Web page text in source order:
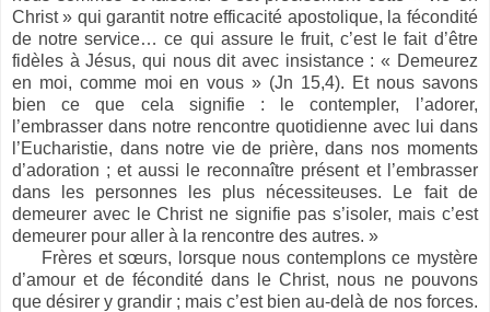
Christ » qui garantit notre efficacité apostolique, la fécondité
de notre service… ce qui assure le fruit, c’est le fait d’être
fidèles à Jésus, qui nous dit avec insistance : « Demeurez
en moi, comme moi en vous » (Jn 15,4). Et nous savons
bien ce que cela signifie : le contempler, l’adorer,
l’embrasser dans notre rencontre quotidienne avec lui dans
l’Eucharistie, dans notre vie de prière, dans nos moments
d’adoration ; et aussi le reconnaître présent et l’embrasser
dans les personnes les plus nécessiteuses. Le fait de
demeurer avec le Christ ne signifie pas s’isoler, mais c’est
demeurer pour aller à la rencontre des autres. »
Frères et sœurs, lorsque nous contemplons ce mystère
d’amour et de fécondité dans le Christ, nous ne pouvons
que désirer y grandir ; mais c’est bien au-delà de nos forces.